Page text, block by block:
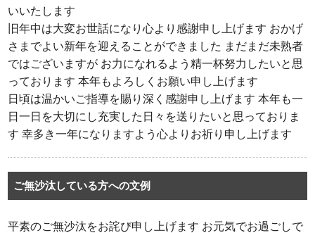
いいたします
旧年中は大変お世話になり心より感謝申し上げます おかげ
さまでよい新年を迎えることができました まだまだ未熟者
ではございますが お力になれるよう精一杯努力したいと思
っております 本年もよろしくお願い申し上げます
日頃は温かいご指導を賜り深く感謝申し上げます 本年も一
日一日を大切にし充実した日々を送りたいと思っておりま
す 幸多き一年になりますよう心よりお祈り申し上げます
ご無沙汰している方への文例
平素のご無沙汰をお詫び申し上げます お元気でお過ごしで